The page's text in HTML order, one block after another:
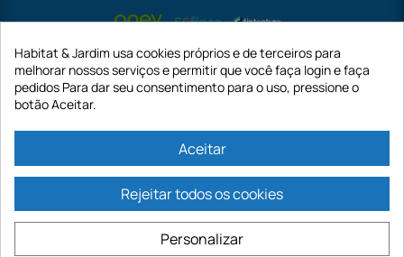
https://www.habitatejardim.pt é um site da empresa GECODIS SA com um
capital de 187.203,29€, 32 Rue de Paradis - PARIS 75010 (FRANÇA). A
GECODIS.SA criada em 11/04/1998 é uma subsidiária da ODAYA ​​​​​​HOLDING com
Habitat & Jardim usa cookies próprios e de terceiros para
melhorar nossos serviços e permitir que você faça login e faça
pedidos Para dar seu consentimento para o uso, pressione o
botão Aceitar.
Aceitar
Rejeitar todos os cookies
Personalizar